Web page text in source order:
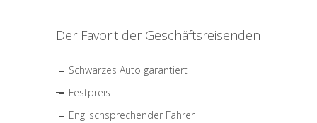
Der Favorit der Geschäftsreisenden
Schwarzes Auto garantiert
Festpreis
Englischsprechender Fahrer